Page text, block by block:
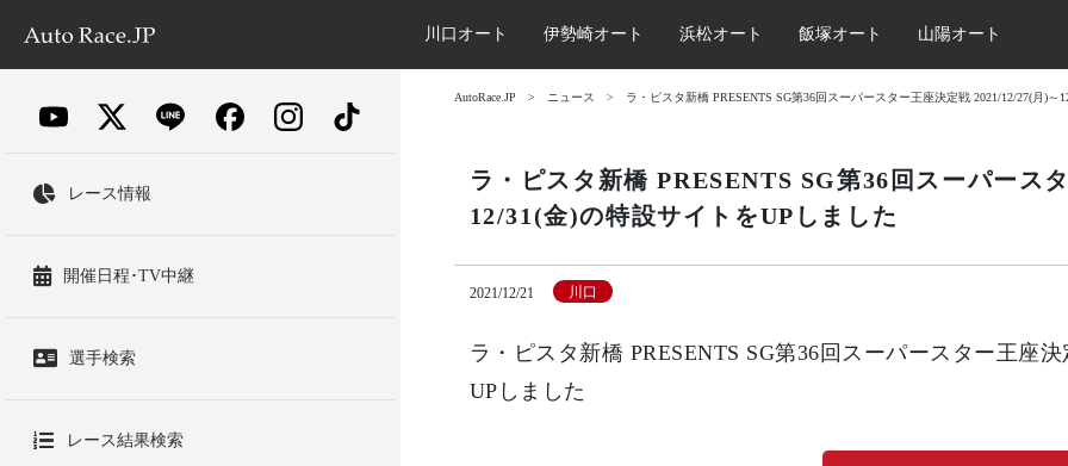
川口オート 伊勢崎オート 浜松オート 飯塚オート 山陽オート
レース情報
開催日程･TV中継
選手検索
レース結果検索
AutoRace.JP ニュース ラ・ピスタ新橋 PRESENTS SG第36回スーパースター王座決定戦 2021/12/27(月)～
ラ・ピスタ新橋 PRESENTS SG第36回スーパース
12/31(金)の特設サイトをUPしました
2021/12/21 川口
ラ・ピスタ新橋 PRESENTS SG第36回スーパースター王座
UPしました